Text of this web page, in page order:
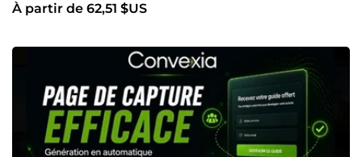
À partir de 62,51 $US